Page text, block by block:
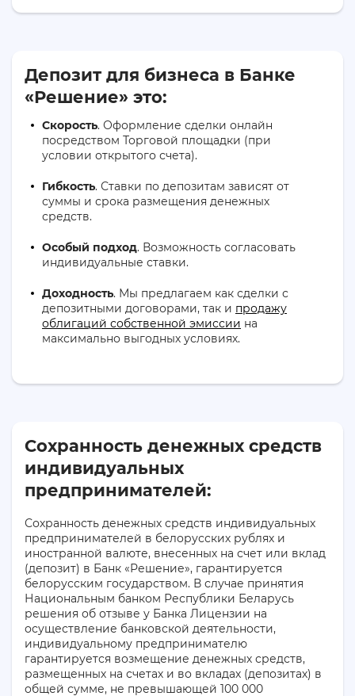
Депозит для бизнеса в Банке
«Решение» это:
Скорость. Оформление сделки онлайн
посредством Торговой площадки (при
условии открытого счета).
Гибкость. Ставки по депозитам зависят от
суммы и срока размещения денежных
средств.
Особый подход. Возможность согласовать
индивидуальные ставки.
Доходность. Мы предлагаем как сделки с
депозитными договорами, так и продажу
облигаций собственной эмиссии на
максимально выгодных условиях.
Сохранность денежных средств
индивидуальных
предпринимателей:
Сохранность денежных средств индивидуальных
предпринимателей в белорусских рублях и
иностранной валюте, внесенных на счет или вклад
(депозит) в Банк «Решение», гарантируется
белорусским государством. В случае принятия
Национальным банком Республики Беларусь
решения об отзыве у Банка Лицензии на
осуществление банковской деятельности,
индивидуальному предпринимателю
гарантируется возмещение денежных средств,
размещенных на счетах и во вкладах (депозитах) в
общей сумме, не превышающей 100 000